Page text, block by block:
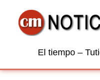
El tiempo –